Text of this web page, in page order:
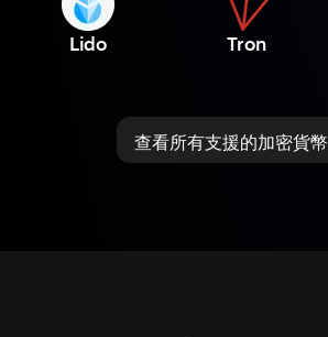
Lido Tron
查看所有支援的加密貨幣